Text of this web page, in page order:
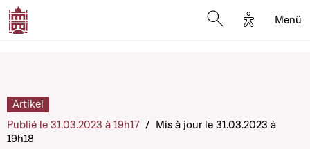
Options
Menü
Artikel
Publié le 31.03.2023 à 19h17 / Mis à jour le 31.03.2023 à
19h18